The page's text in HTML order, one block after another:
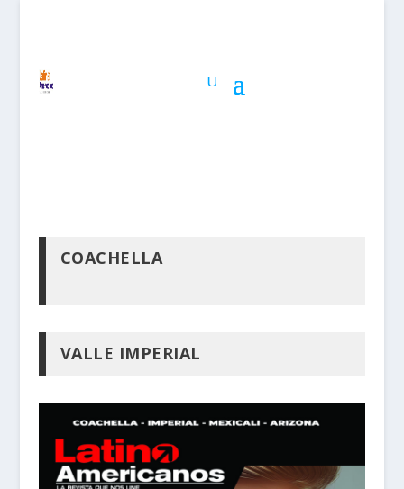
COACHELLA
VALLE IMPERIAL